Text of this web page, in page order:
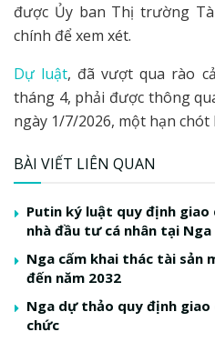
được Ủy ban Thị trường
chính để xem xét.
Dự luật, đã vượt qua rào
tháng 4, phải được thông
ngày 1/7/2026, một hạn
BÀI VIẾT LIÊN QUAN
Putin ký luật quy định giao
nhà đầu tư cá nhân tại Nga
Nga cấm khai thác tài sản
đến năm 2032
Nga dự thảo quy định
chức